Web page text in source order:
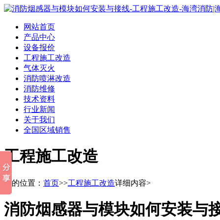
网站首页
产品中心
设备报价
工程施工改造
气体灭火
消防喷淋改造
消防维修
技术资料
行业新闻
关于我们
全国区域销售
工程施工改造
您的位置： 首页>>工程施工改造详细内容>
消防烟感器与模块如何安装与